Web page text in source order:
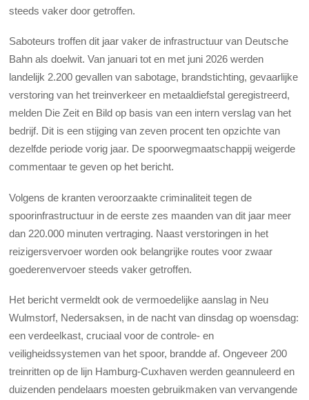
steeds vaker door getroffen.
Saboteurs troffen dit jaar vaker de infrastructuur van Deutsche
Bahn als doelwit. Van januari tot en met juni 2026 werden
landelijk 2.200 gevallen van sabotage, brandstichting, gevaarlijke
verstoring van het treinverkeer en metaaldiefstal geregistreerd,
melden Die Zeit en Bild op basis van een intern verslag van het
bedrijf. Dit is een stijging van zeven procent ten opzichte van
dezelfde periode vorig jaar. De spoorwegmaatschappij weigerde
commentaar te geven op het bericht.
Volgens de kranten veroorzaakte criminaliteit tegen de
spoorinfrastructuur in de eerste zes maanden van dit jaar meer
dan 220.000 minuten vertraging. Naast verstoringen in het
reizigersvervoer worden ook belangrijke routes voor zwaar
goederenvervoer steeds vaker getroffen.
Het bericht vermeldt ook de vermoedelijke aanslag in Neu
Wulmstorf, Nedersaksen, in de nacht van dinsdag op woensdag:
een verdeelkast, cruciaal voor de controle- en
veiligheidssystemen van het spoor, brandde af. Ongeveer 200
treinritten op de lijn Hamburg-Cuxhaven werden geannuleerd en
duizenden pendelaars moesten gebruikmaken van vervangende